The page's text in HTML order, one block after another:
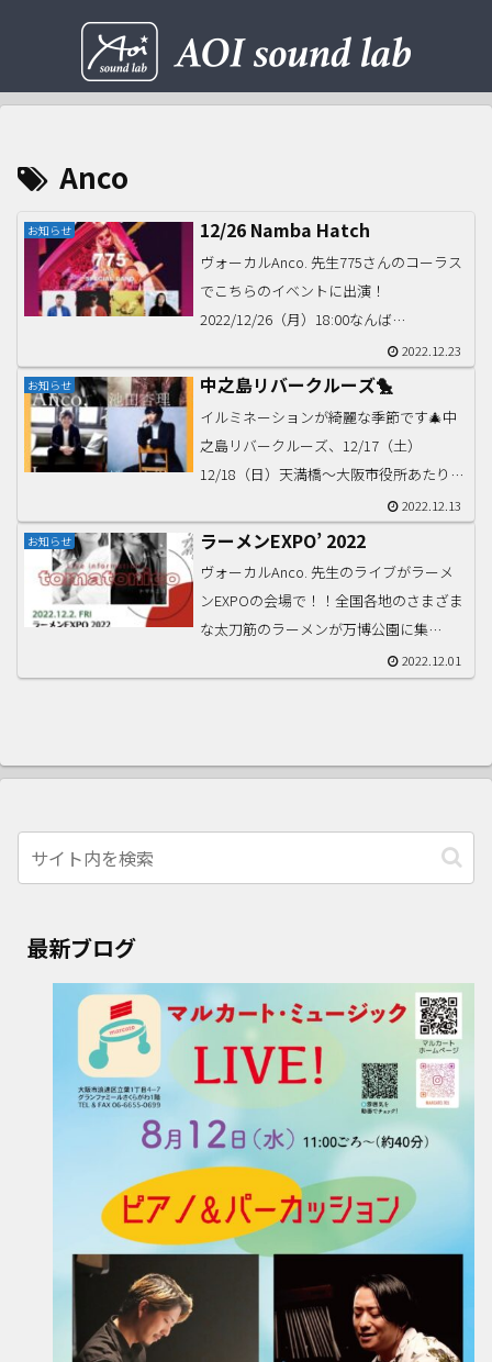
Anco
お知らせ 12/26 Namba Hatch
ヴォーカルAnco. 先生775さんのコーラス
でこちらのイベントに出演！
2022/12/26（月）18:00なんば
Hatchguest:MINMI三木道三HISATOMIR-指
定チケット購入・詳細2F 指定席は完売✨
2022.12.23
お知らせ 中之島リバークルーズ🐤
イルミネーションが綺麗な季節です🎄中
之島リバークルーズ、12/17（土）
12/18（日）天満橋〜大阪市役所あたり大
川・淀川を眺めていたら、Anco. 先生た
ち、ヴォーカリストの演奏が聴けるかも
2022.12.13
お知らせ ラーメンEXPO’ 2022
ヴォーカルAnco. 先生のライブがラーメ
ンEXPOの会場で！！全国各地のさまざま
な太刀筋のラーメンが万博公園に集
結！！そして地元とはいえ、関西圏や大
阪もまだ食べたことない店舗のもいろい
2022.12.01
最新ブログ